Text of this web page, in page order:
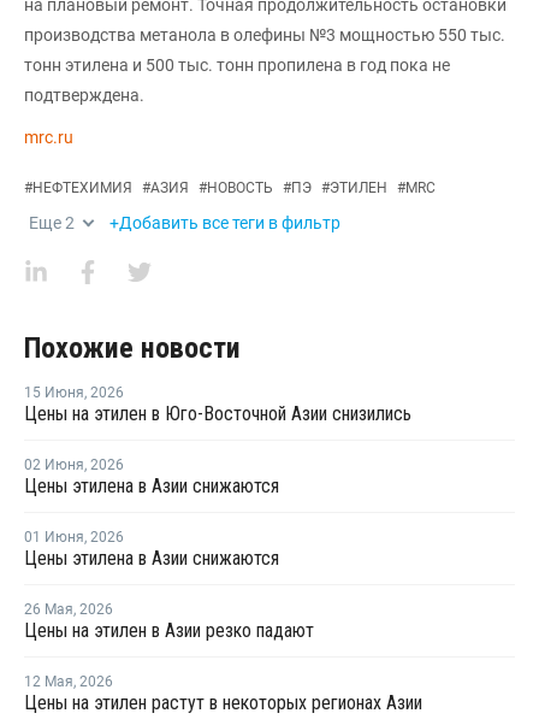
на плановый ремонт. Точная продолжительность остановки
производства метанола в олефины №3 мощностью 550 тыс.
тонн этилена и 500 тыс. тонн пропилена в год пока не
подтверждена.
mrc.ru
#НЕФТЕХИМИЯ #АЗИЯ #НОВОСТЬ #ПЭ #ЭТИЛЕН #MRC
Еще2 +Добавить все теги в фильтр
Похожие новости
15 Июня, 2026
Цены на этилен в Юго-Восточной Азии снизились
02 Июня, 2026
Цены этилена в Азии снижаются
01 Июня, 2026
Цены этилена в Азии снижаются
26 Мая, 2026
Цены на этилен в Азии резко падают
12 Мая, 2026
Цены на этилен растут в некоторых регионах Азии